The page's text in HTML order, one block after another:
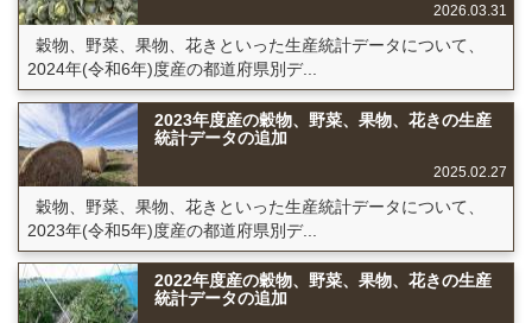
2026.03.31
穀物、野菜、果物、花きといった生産統計データについて、
2024年(令和6年)度産の都道府県別デ...
2023年度産の穀物、野菜、果物、花きの生産
統計データの追加
2025.02.27
穀物、野菜、果物、花きといった生産統計データについて、
2023年(令和5年)度産の都道府県別デ...
2022年度産の穀物、野菜、果物、花きの生産
統計データの追加